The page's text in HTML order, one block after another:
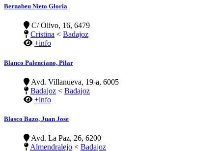
Bernabeu Nieto Gloria
C/ Olivo, 16, 6479
Cristina < Badajoz
+info
Blanco Palenciano, Pilar
Avd. Villanueva, 19-a, 6005
Badajoz < Badajoz
+info
Blasco Bazo, Juan Jose
Avd. La Paz, 26, 6200
Almendralejo < Badajoz